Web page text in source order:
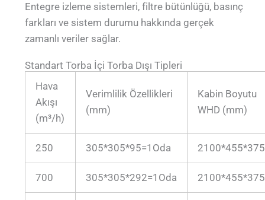
Entegre izleme sistemleri, filtre bütünlüğü, basınç
farkları ve sistem durumu hakkında gerçek
zamanlı veriler sağlar.
Standart Torba İçi Torba Dışı Tipleri
Hava
Akışı
(m³/h)
Verimlilik Özellikleri
(mm)
Kabin Boyutu
WHD (mm)
250 305*305*95=1Oda 2100*455*375
700 305*305*292=1Oda 2100*455*375